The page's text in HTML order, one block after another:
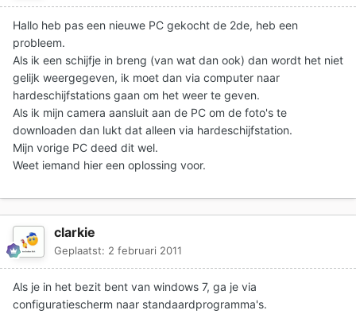
Hallo heb pas een nieuwe PC gekocht de 2de, heb een
probleem.
Als ik een schijfje in breng (van wat dan ook) dan wordt het niet
gelijk weergegeven, ik moet dan via computer naar
hardeschijfstations gaan om het weer te geven.
Als ik mijn camera aansluit aan de PC om de foto's te
downloaden dan lukt dat alleen via hardeschijfstation.
Mijn vorige PC deed dit wel.
Weet iemand hier een oplossing voor.
clarkie
Geplaatst: 2 februari 2011
Als je in het bezit bent van windows 7, ga je via
configuratiescherm naar standaardprogramma's.